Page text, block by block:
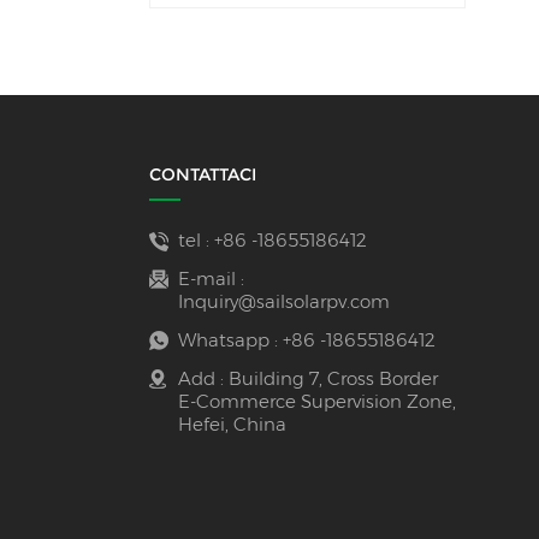
CONTATTACI
tel : +86 -18655186412
E-mail :
Inquiry@sailsolarpv.com
Whatsapp : +86 -18655186412
Add : Building 7, Cross Border
E-Commerce Supervision Zone,
Hefei, China